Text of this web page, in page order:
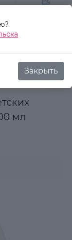
Бытовая химия
Закрыть
мл